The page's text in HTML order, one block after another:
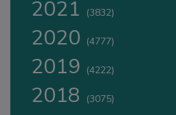
2021 (3832)
2020 (4777)
2019 (4222)
2018 (3075)